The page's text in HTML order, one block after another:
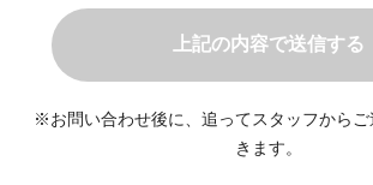
※お問い合わせ後に、追ってスタッフから
きます。